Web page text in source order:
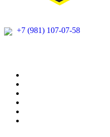
+7 (981) 107-07-58